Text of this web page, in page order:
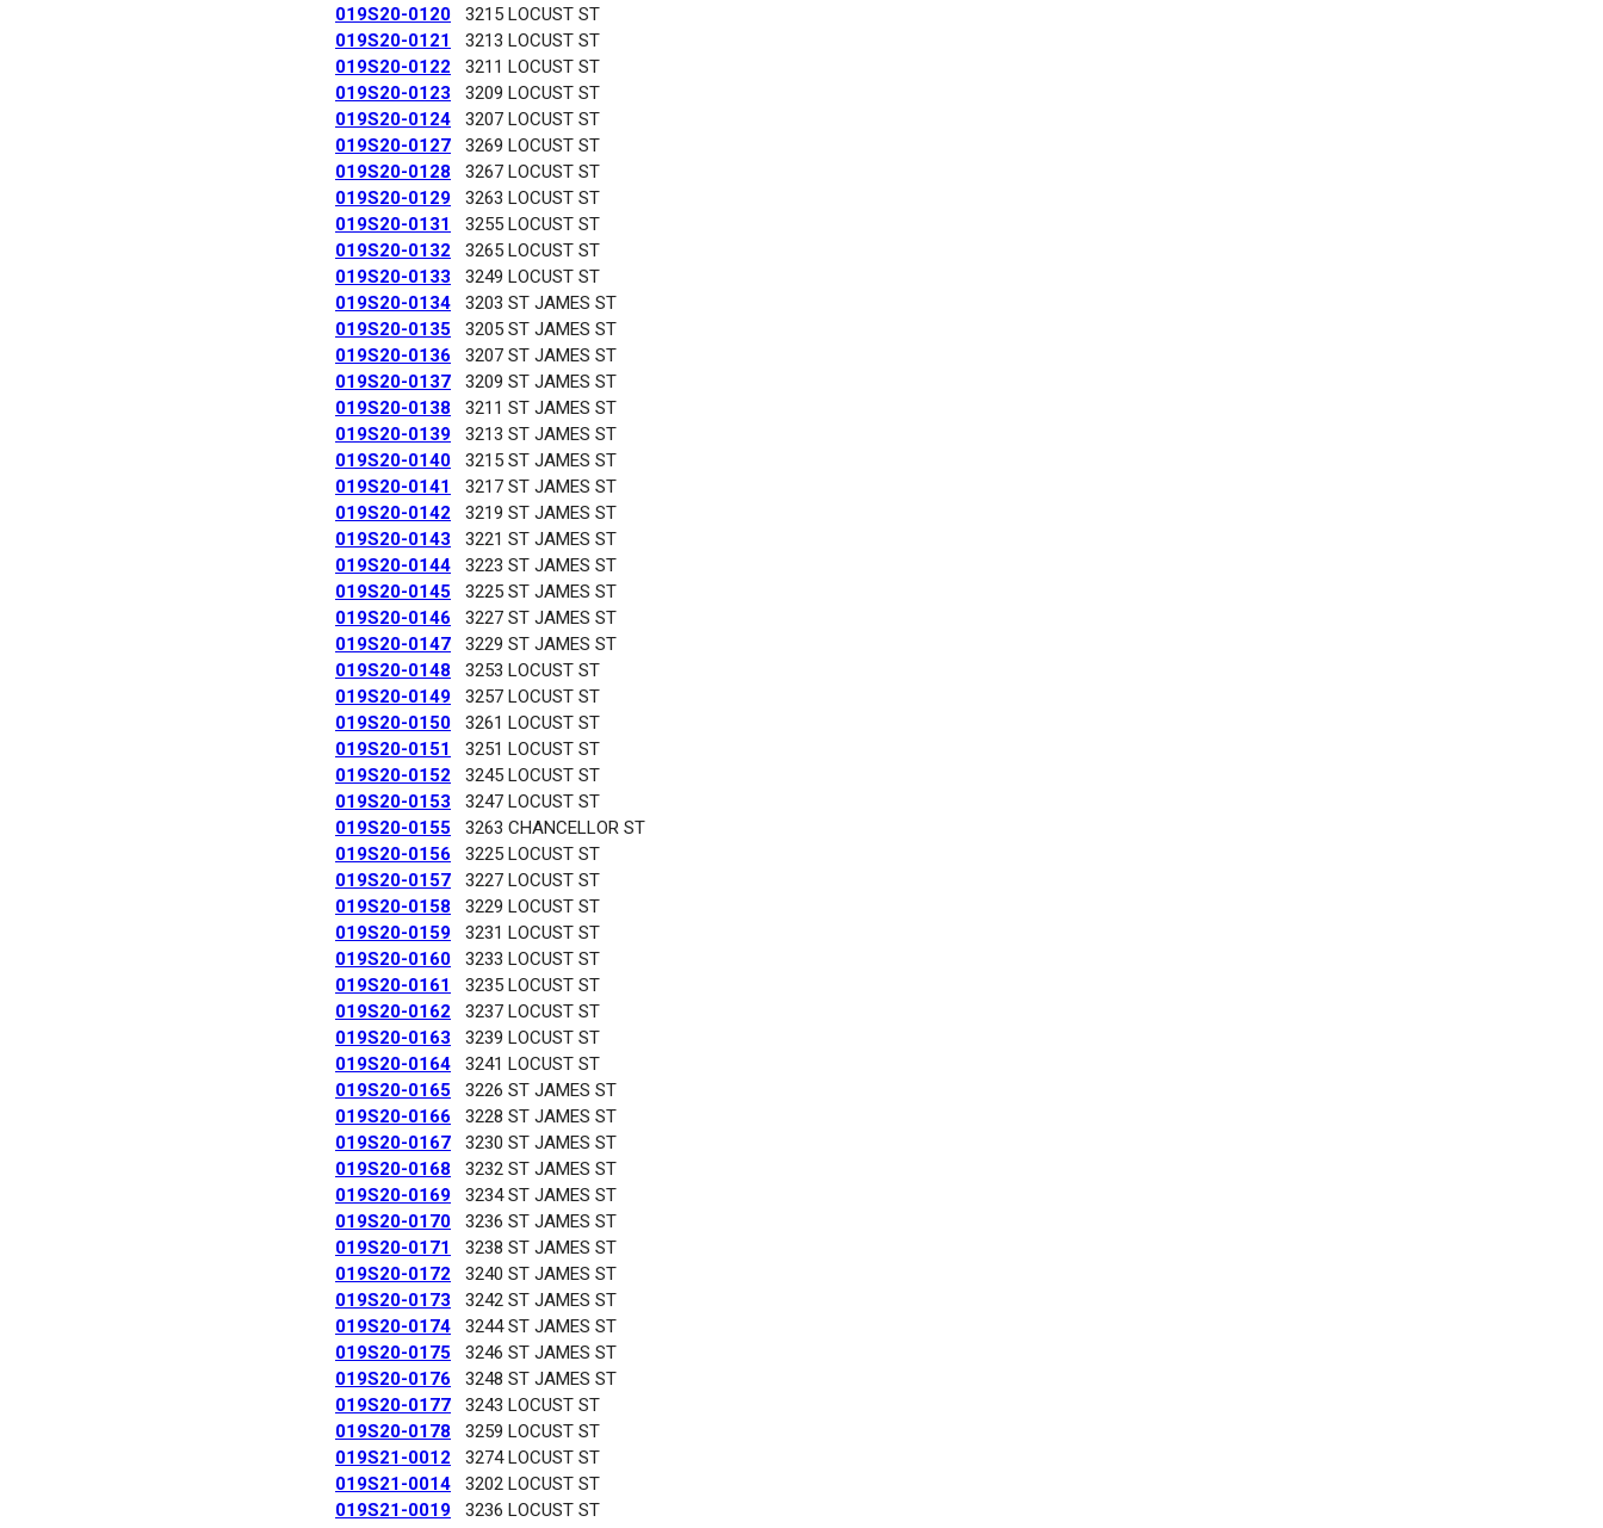
019S20-0120
3215 LOCUST ST
019S20-0121
3213 LOCUST ST
019S20-0122
3211 LOCUST ST
019S20-0123
3209 LOCUST ST
019S20-0124
3207 LOCUST ST
019S20-0127
3269 LOCUST ST
019S20-0128
3267 LOCUST ST
019S20-0129
3263 LOCUST ST
019S20-0131
3255 LOCUST ST
019S20-0132
3265 LOCUST ST
019S20-0133
3249 LOCUST ST
019S20-0134
3203 ST JAMES ST
019S20-0135
3205 ST JAMES ST
019S20-0136
3207 ST JAMES ST
019S20-0137
3209 ST JAMES ST
019S20-0138
3211 ST JAMES ST
019S20-0139
3213 ST JAMES ST
019S20-0140
3215 ST JAMES ST
019S20-0141
3217 ST JAMES ST
019S20-0142
3219 ST JAMES ST
019S20-0143
3221 ST JAMES ST
019S20-0144
3223 ST JAMES ST
019S20-0145
3225 ST JAMES ST
019S20-0146
3227 ST JAMES ST
019S20-0147
3229 ST JAMES ST
019S20-0148
3253 LOCUST ST
019S20-0149
3257 LOCUST ST
019S20-0150
3261 LOCUST ST
019S20-0151
3251 LOCUST ST
019S20-0152
3245 LOCUST ST
019S20-0153
3247 LOCUST ST
019S20-0155
3263 CHANCELLOR ST
019S20-0156
3225 LOCUST ST
019S20-0157
3227 LOCUST ST
019S20-0158
3229 LOCUST ST
019S20-0159
3231 LOCUST ST
019S20-0160
3233 LOCUST ST
019S20-0161
3235 LOCUST ST
019S20-0162
3237 LOCUST ST
019S20-0163
3239 LOCUST ST
019S20-0164
3241 LOCUST ST
019S20-0165
3226 ST JAMES ST
019S20-0166
3228 ST JAMES ST
019S20-0167
3230 ST JAMES ST
019S20-0168
3232 ST JAMES ST
019S20-0169
3234 ST JAMES ST
019S20-0170
3236 ST JAMES ST
019S20-0171
3238 ST JAMES ST
019S20-0172
3240 ST JAMES ST
019S20-0173
3242 ST JAMES ST
019S20-0174
3244 ST JAMES ST
019S20-0175
3246 ST JAMES ST
019S20-0176
3248 ST JAMES ST
019S20-0177
3243 LOCUST ST
019S20-0178
3259 LOCUST ST
019S21-0012
3274 LOCUST ST
019S21-0014
3202 LOCUST ST
019S21-0019
3236 LOCUST ST